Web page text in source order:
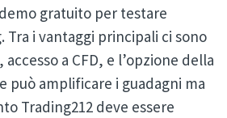
gratuito per testare
i vantaggi principali ci sono
a CFD, e l’opzione della
può amplificare i guadagni ma
Trading212 deve essere